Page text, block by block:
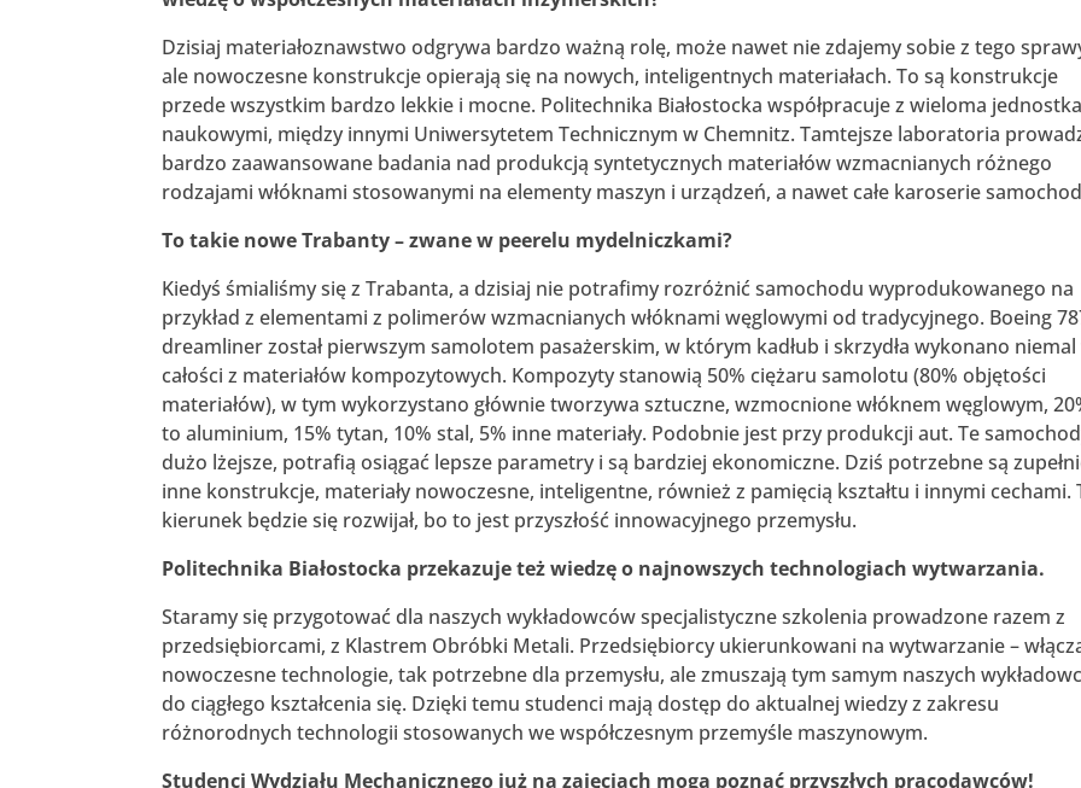
Dzisiaj materiałoznawstwo odgrywa bardzo ważną rolę, może nawet nie zdajemy sobie z tego
ale nowoczesne konstrukcje opierają się na nowych, inteligentnych materiałach. To są konstrukcje
przede wszystkim bardzo lekkie i mocne. Politechnika Białostocka współpracuje z wieloma
naukowymi, między innymi Uniwersytetem Technicznym w Chemnitz. Tamtejsze laboratoria
bardzo zaawansowane badania nad produkcją syntetycznych materiałów wzmacnianych różnego
rodzajami włóknami stosowanymi na elementy maszyn i urządzeń, a nawet całe karoserie
To takie nowe Trabanty – zwane w peerelu mydelniczkami?
Kiedyś śmialiśmy się z Trabanta, a dzisiaj nie potrafimy rozróżnić samochodu wyprodukowanego na
przykład z elementami z polimerów wzmacnianych włóknami węglowymi od tradycyjnego. Boeing
dreamliner został pierwszym samolotem pasażerskim, w którym kadłub i skrzydła wykonano niemal
całości z materiałów kompozytowych. Kompozyty stanowią 50% ciężaru samolotu (80% objętości
materiałów), w tym wykorzystano głównie tworzywa sztuczne, wzmocnione włóknem węglowym,
to aluminium, 15% tytan, 10% stal, 5% inne materiały. Podobnie jest przy produkcji aut. Te
dużo lżejsze, potrafią osiągać lepsze parametry i są bardziej ekonomiczne. Dziś potrzebne są
inne konstrukcje, materiały nowoczesne, inteligentne, również z pamięcią kształtu i innymi cechami.
kierunek będzie się rozwijał, bo to jest przyszłość innowacyjnego przemysłu.
Politechnika Białostocka przekazuje też wiedzę o najnowszych technologiach wytwarzania.
Staramy się przygotować dla naszych wykładowców specjalistyczne szkolenia prowadzone razem z
przedsiębiorcami, z Klastrem Obróbki Metali. Przedsiębiorcy ukierunkowani na wytwarzanie –
nowoczesne technologie, tak potrzebne dla przemysłu, ale zmuszają tym samym naszych
do ciągłego kształcenia się. Dzięki temu studenci mają dostęp do aktualnej wiedzy z zakresu
różnorodnych technologii stosowanych we współczesnym przemyśle maszynowym.
Studenci Wydziału Mechanicznego już na zajęciach mogą poznać przyszłych pracodawców!